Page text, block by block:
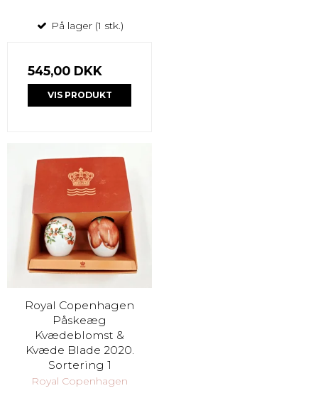
På lager (1 stk.)
545,00 DKK
VIS PRODUKT
Royal Copenhagen
Påskeæg
Kvædeblomst &
Kvæde Blade 2020.
Sortering 1
Royal Copenhagen